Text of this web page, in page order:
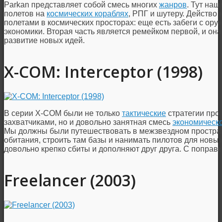
Parkan представляет собой смесь многих жанров. Тут
полетов на космических кораблях, РПГ и шутеру. Действо
полетами в космических просторах: еще есть забеги с
экономики. Вторая часть является ремейком первой, и
развитие новых идей.
X-COM: Interceptor (1998)
В серии X-COM были не только тактические стратегии
захватчиками, но и довольно занятная смесь
Мы должны были путешествовать в межзвездном
обитания, строить там базы и нанимать пилотов для
довольно крепко сбиты и дополняют друг друга. С
Freelancer (2003)